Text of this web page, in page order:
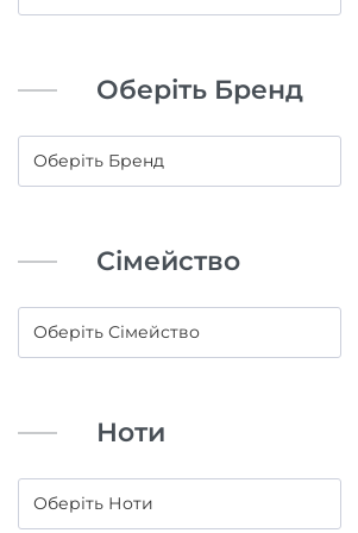
Оберіть Бренд
Сімейство
Ноти